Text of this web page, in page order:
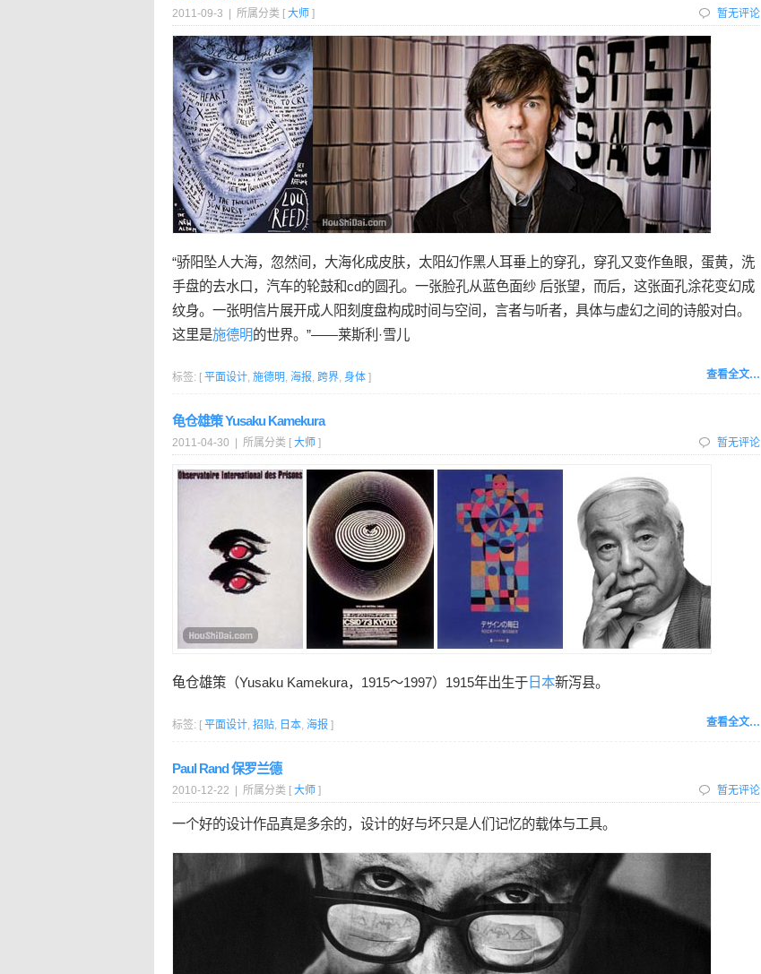
2011-09-3 | 所属分类 [ 大师 ] 暂无评论
“骄阳坠人大海，忽然间，大海化成皮肤，太阳幻作黑人耳垂上的穿孔，穿孔又变作鱼眼，蛋黄，洗
手盘的去水口，汽车的轮鼓和cd的圆孔。一张脸孔从蓝色面纱 后张望，而后，这张面孔涂花变幻成
纹身。一张明信片展开成人阳刻度盘构成时间与空间，言者与听者，具体与虚幻之间的诗般对白。
这里是施德明的世界。”——莱斯利·雪儿
查看全文…
标签: [ 平面设计, 施德明, 海报, 跨界, 身体 ]
龟仓雄策 Yusaku Kamekura
2011-04-30 | 所属分类 [ 大师 ] 暂无评论
龟仓雄策（Yusaku Kamekura，1915～1997）1915年出生于 日本新泻县。
查看全文…
标签: [ 平面设计, 招贴, 日本, 海报 ]
Paul Rand 保罗兰德
2010-12-22 | 所属分类 [ 大师 ] 暂无评论
一个好的设计作品真是多余的，设计的好与坏只是人们记忆的载体与工具。